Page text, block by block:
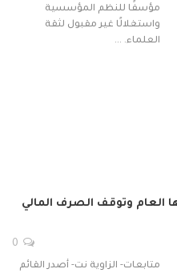
مؤسفًا للنظم المؤسسية
واستغلالًا غير مقبول لثقة
العلماء. …
العام وتوقف الصرف المالي
متابعات- الزاوية نت- أصدر القائم